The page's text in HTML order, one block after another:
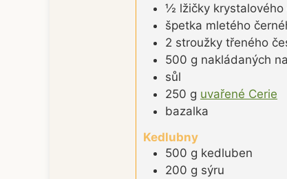
½ lžičky krystalového
špetka mletého
2 stroužky třeného
500 g nakládaných
sůl
250 g uvařené Cerie
bazalka
Kedlubny
500 g kedluben
200 g sýru